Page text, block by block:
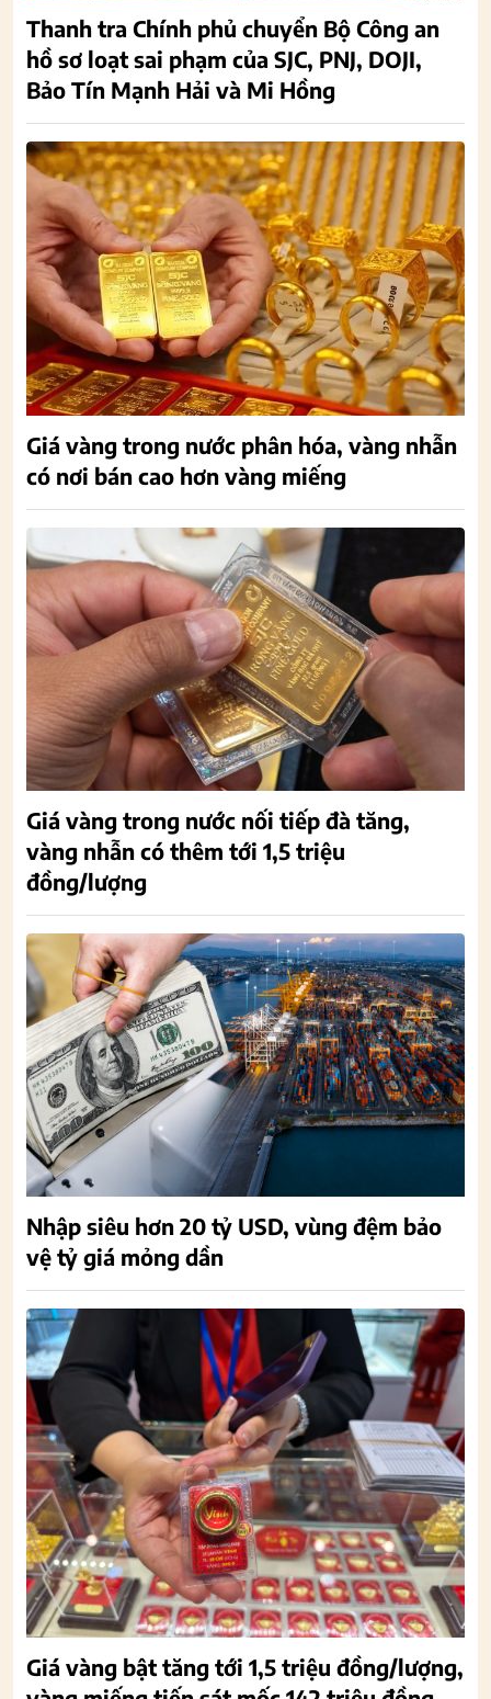
Thanh tra Chính phủ chuyển Bộ Công an
hồ sơ loạt sai phạm của SJC, PNJ, DOJI,
Bảo Tín Mạnh Hải và Mi Hồng
Giá vàng trong nước phân hóa, vàng nhẫn
có nơi bán cao hơn vàng miếng
Giá vàng trong nước nối tiếp đà tăng,
vàng nhẫn có thêm tới 1,5 triệu
đồng/lượng
Nhập siêu hơn 20 tỷ USD, vùng đệm bảo
vệ tỷ giá mỏng dần
Giá vàng bật tăng tới 1,5 triệu đồng/lượng,